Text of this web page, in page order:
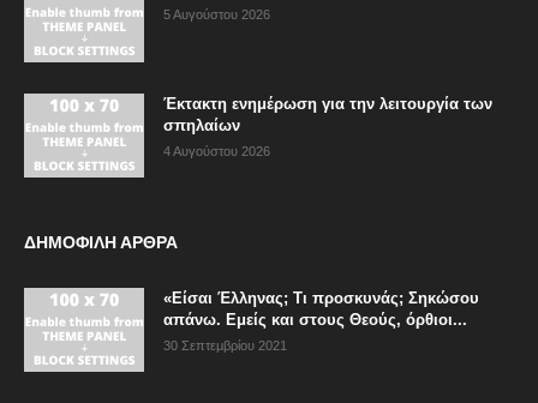
5 Αυγούστου 2026
Έκτακτη ενημέρωση για την λειτουργία των
σπηλαίων
4 Αυγούστου 2026
ΔΗΜΟΦΙΛΗ ΑΡΘΡΑ
«Είσαι Έλληνας; Τι προσκυνάς; Σηκώσου
απάνω. Εμείς και στους Θεούς, όρθιοι...
30 Σεπτεμβρίου 2021